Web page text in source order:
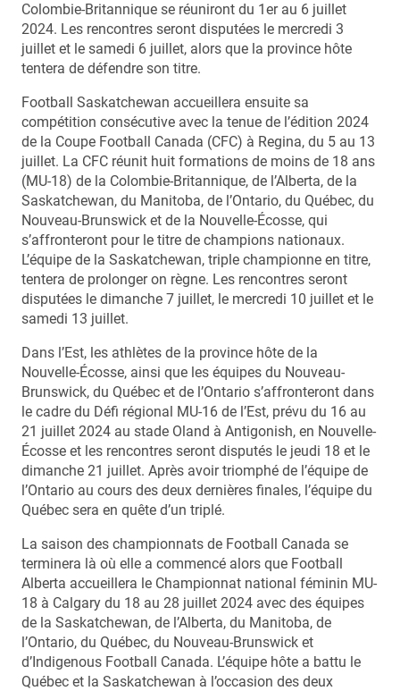
Colombie-Britannique se réuniront du 1er au 6 juillet
2024. Les rencontres seront disputées le mercredi 3
juillet et le samedi 6 juillet, alors que la province hôte
tentera de défendre son titre.
Football Saskatchewan accueillera ensuite sa
compétition consécutive avec la tenue de l’édition 2024
de la Coupe Football Canada (CFC) à Regina, du 5 au 13
juillet. La CFC réunit huit formations de moins de 18 ans
(MU-18) de la Colombie-Britannique, de l’Alberta, de la
Saskatchewan, du Manitoba, de l’Ontario, du Québec, du
Nouveau-Brunswick et de la Nouvelle-Écosse, qui
s’affronteront pour le titre de champions nationaux.
L’équipe de la Saskatchewan, triple championne en titre,
tentera de prolonger on règne. Les rencontres seront
disputées le dimanche 7 juillet, le mercredi 10 juillet et le
samedi 13 juillet.
Dans l’Est, les athlètes de la province hôte de la
Nouvelle-Écosse, ainsi que les équipes du Nouveau-
Brunswick, du Québec et de l’Ontario s’affronteront dans
le cadre du Défi régional MU-16 de l’Est, prévu du 16 au
21 juillet 2024 au stade Oland à Antigonish, en Nouvelle-
Écosse et les rencontres seront disputés le jeudi 18 et le
dimanche 21 juillet. Après avoir triomphé de l’équipe de
l’Ontario au cours des deux dernières finales, l’équipe du
Québec sera en quête d’un triplé.
La saison des championnats de Football Canada se
terminera là où elle a commencé alors que Football
Alberta accueillera le Championnat national féminin MU-
18 à Calgary du 18 au 28 juillet 2024 avec des équipes
de la Saskatchewan, de l’Alberta, du Manitoba, de
l’Ontario, du Québec, du Nouveau-Brunswick et
d’Indigenous Football Canada. L’équipe hôte a battu le
Québec et la Saskatchewan à l’occasion des deux